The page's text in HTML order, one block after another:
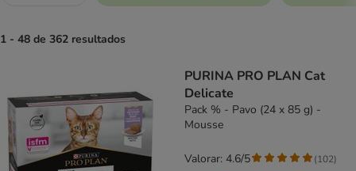
1 - 48 de 362 resultados
PURINA PRO PLAN Cat
Delicate
Pack % - Pavo (24 x 85 g) -
Mousse
Valorar: 4.6/5 (102)